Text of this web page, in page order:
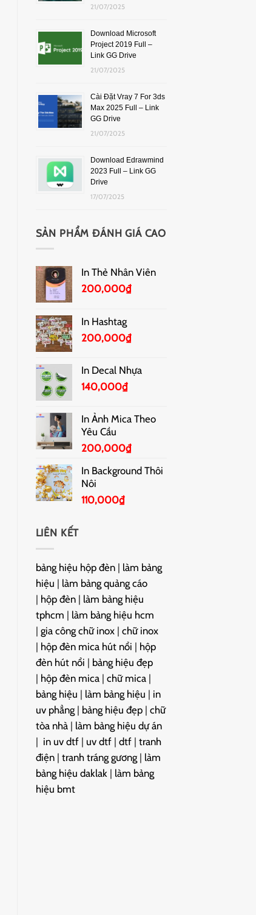
21/07/2025
Download Microsoft
Project 2019 Full –
Link GG Drive
21/07/2025
Cài Đặt Vray 7 For 3ds
Max 2025 Full – Link
GG Drive
21/07/2025
Download Edrawmind
2023 Full – Link GG
Drive
17/07/2025
SẢN PHẨM ĐÁNH GIÁ CAO
In Thẻ Nhân Viên
200,000₫
In Hashtag
200,000₫
In Decal Nhựa
140,000₫
In Ảnh Mica Theo
Yêu Cầu
200,000₫
In Background Thôi
Nôi
110,000₫
LIÊN KẾT
bảng hiệu hộp đèn| làm bảng
hiệu | làm bảng quảng cáo
| hộp đèn| làm bảng hiệu
tphcm | làm bảng hiệu hcm
| gia công chữ inox| chữ inox
| hộp đèn mica hút nổi | hộp
đèn hút nổi | bảng hiệu đẹp
| hộp đèn mica| chữ mica|
bảng hiệu | làm bảng hiệu | in
uv phẳng| bảng hiệu đẹp| chữ
tòa nhà| làm bảng hiệu dự án
| in uv dtf| uv dtf| dtf| tranh
điện| tranh tráng gương| làm
bảng hiệu daklak| làm bảng
hiệu bmt